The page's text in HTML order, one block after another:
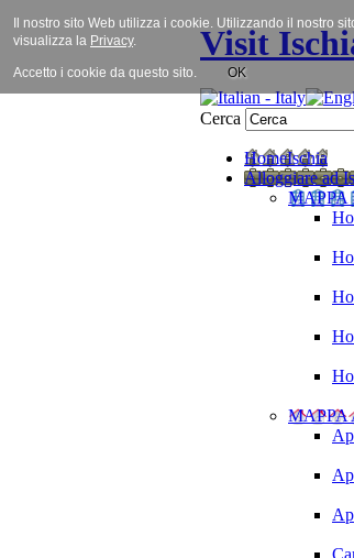
Visit
Cerca
HomeIschia
Alloggiare ad
MAPPA
MAPPA
Il nostro sito Web utilizza i cookie. Utilizzando il nostro
visualizza la Privacy.
Accetto i cookie da questo sito. OK